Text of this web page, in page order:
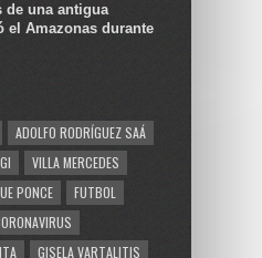
de una antigua
Amazonas durante
ADOLFO RODRÍGUEZ SAÁ
VILLA MERCEDES
PONCE
FUTBOL
GISELA VARTALITIS